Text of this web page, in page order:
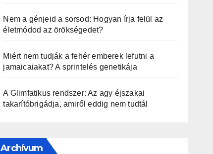
Nem a génjeid a sorsod: Hogyan írja felül az
életmódod az örökségedet?
Miért nem tudják a fehér emberek lefutni a
jamaicaiakat? A sprintelés genetikája
A Glimfatikus rendszer: Az agy éjszakai
takarítóbrigádja, amiről eddig nem tudtál
Archívum